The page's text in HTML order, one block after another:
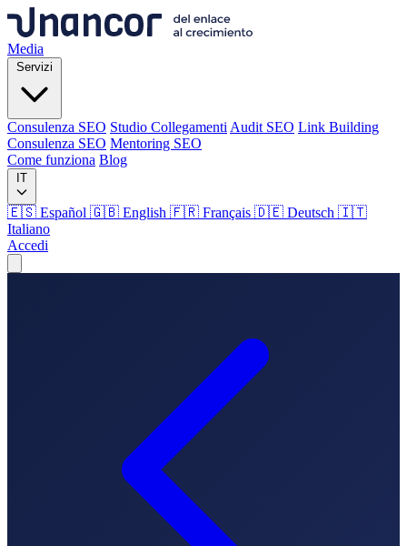
Media
Servizi
Consulenza SEO Studio Collegamenti Audit SEO Link Building
Consulenza SEO Mentoring SEO
Come funziona Blog
IT
🇪🇸 Español 🇬🇧 English 🇫🇷 Français 🇩🇪 Deutsch 🇮🇹
Italiano
Accedi
Studio CollegamentiAudit SEO
🇫🇷 FR 🇩🇪 DE